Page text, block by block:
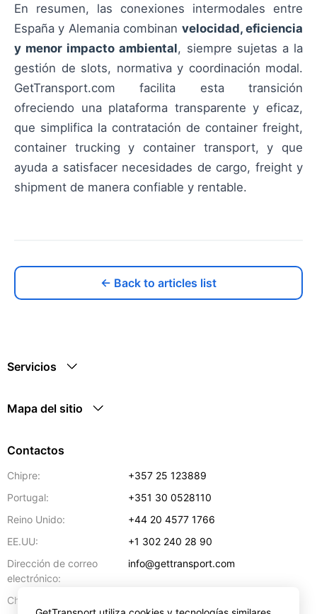
En resumen, las conexiones intermodales entre
España y Alemania combinan velocidad, eficiencia
y menor impacto ambiental, siempre sujetas a la
gestión de slots, normativa y coordinación modal.
GetTransport.com facilita esta transición
ofreciendo una plataforma transparente y eficaz,
que simplifica la contratación de container freight,
container trucking y container transport, y que
ayuda a satisfacer necesidades de cargo, freight y
shipment de manera confiable y rentable.
← Back to articles list
Servicios
Mapa del sitio
Contactos
Chipre:
+357 25 123889
Portugal:
+351 30 0528110
Reino Unido:
+44 20 4577 1766
EE.UU:
+1 302 240 28 90
Dirección de correo
electrónico:
info@gettransport.com
Chipre: